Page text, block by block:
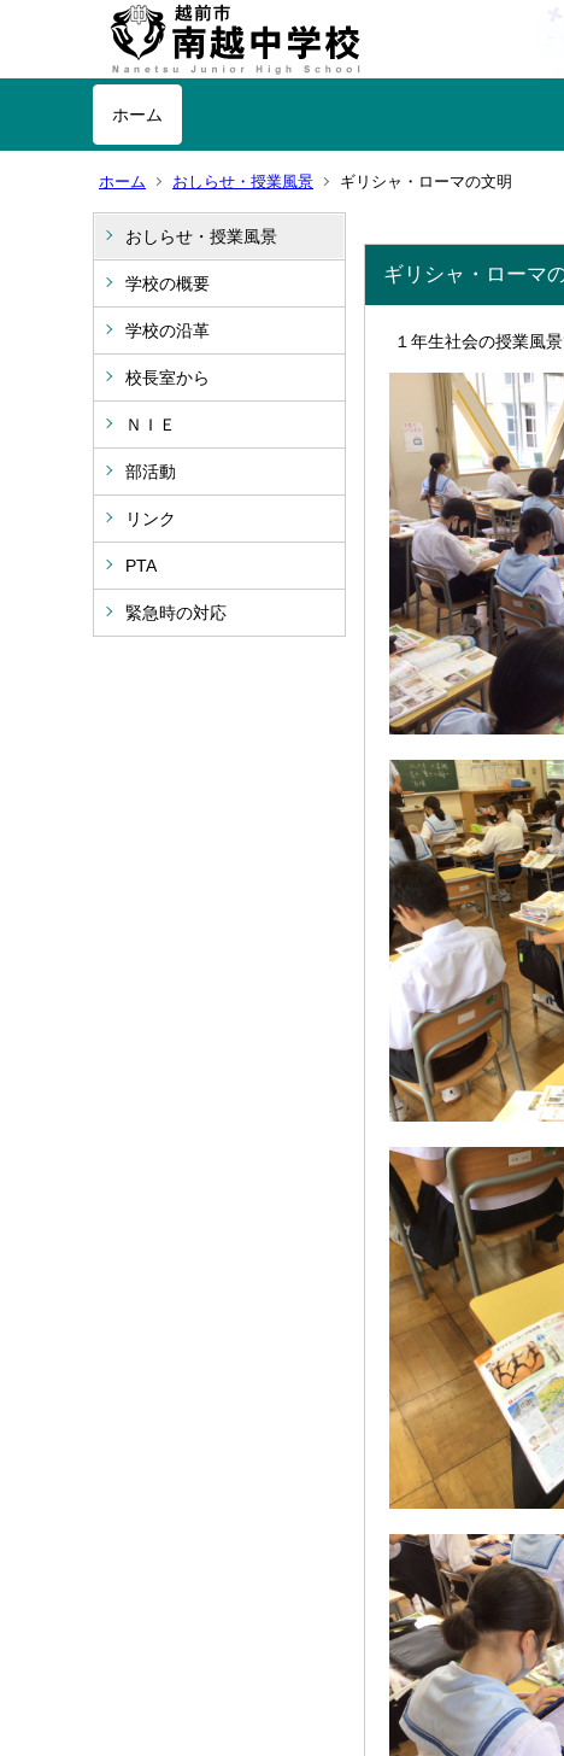
ホーム
ホーム おしらせ・授業風景 ギリシャ・ローマの文明
おしらせ・授業風景
学校の概要
学校の沿革
校長室から
ＮＩＥ
部活動
リンク
PTA
緊急時の対応
ギリシャ・ローマ
１年生社会の授業風